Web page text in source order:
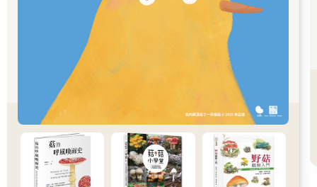
在本書接下來章節一一探討。第二章討論氣候變遷這個全球議題
的興起。第三章和第四章探討當前有關氣候變遷的科學證據，科
學家如何模擬未來，評估全球碳排放可能改變氣候的方式。第五
章和第六章檢視未來氣候變遷的衝擊，看看氣候系統內是否隱藏
著意外，可能會讓氣候變遷更加惡化。第七章和第八章探究氣候
變遷的政治層面，以及可用的潛在政治、經濟和科技解決辦法。
最後第九章提供多種未來願景，取決於我們將來的碳排放量，並
且討論我們該如何解決氣候變遷的危機。
【試閱2】第二章 氣候變遷的歷史（部分節錄）